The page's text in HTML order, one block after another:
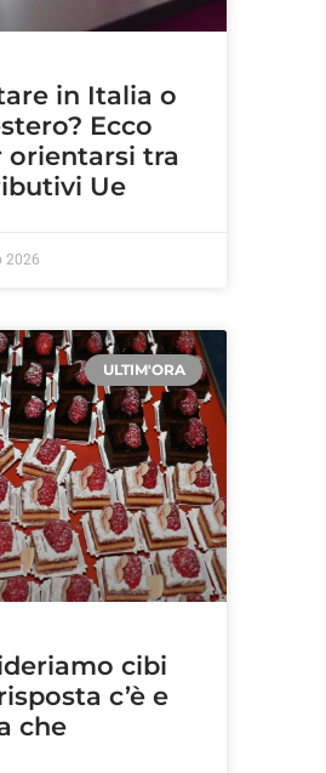
in Italia o
Ecco
orientarsi tra
Ue
2026
ULTIM'ORA
cibi
c’è e
che